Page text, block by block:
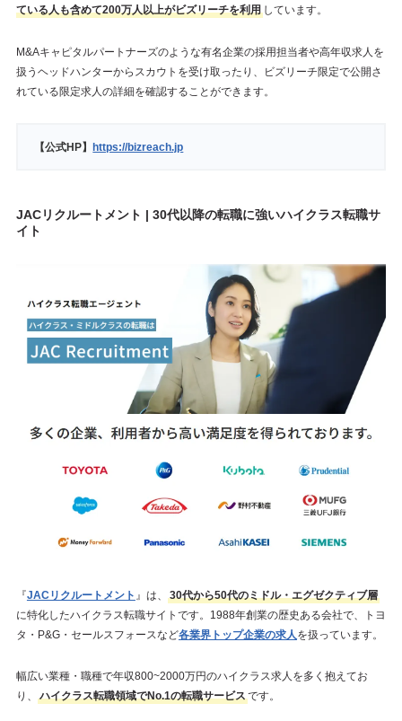
ている人も含めて200万人以上がビズリーチを利用しています。
M&Aキャピタルパートナーズのような有名企業の採用担当者や高年収求人を
扱うヘッドハンターからスカウトを受け取ったり、ビズリーチ限定で公開さ
れている限定求人の詳細を確認することができます。
【公式HP】https://bizreach.jp
JACリクルートメント | 30代以降の転職に強いハイクラス転職サ
イト
『JACリクルートメント 』は、
30代から50代のミドル・エグゼクティブ層
に特化したハイクラス転職サイトです。1988年創業の歴史ある会社で、トヨ
タ・P&G・セールスフォースなど各業界トップ企業の求人を扱っています。
幅広い業種・職種で年収800~2000万円のハイクラス求人を多く抱えてお
り、
ハイクラス転職領域でNo.1の転職サービスです。